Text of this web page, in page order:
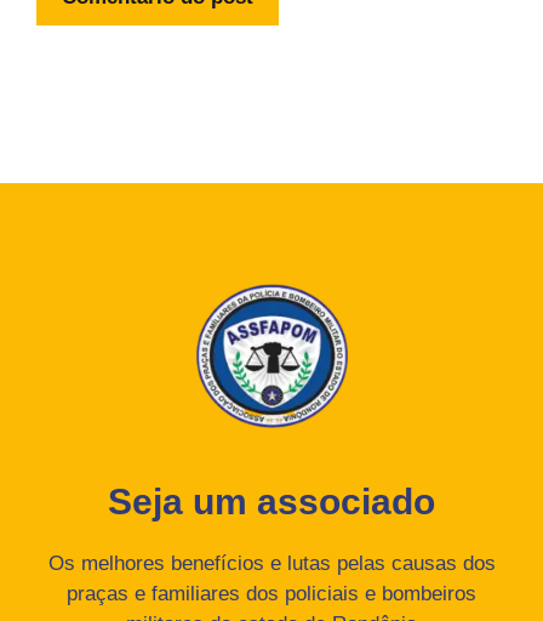
Seja um associado
Os melhores benefícios e lutas pelas causas dos
praças e familiares dos policiais e bombeiros